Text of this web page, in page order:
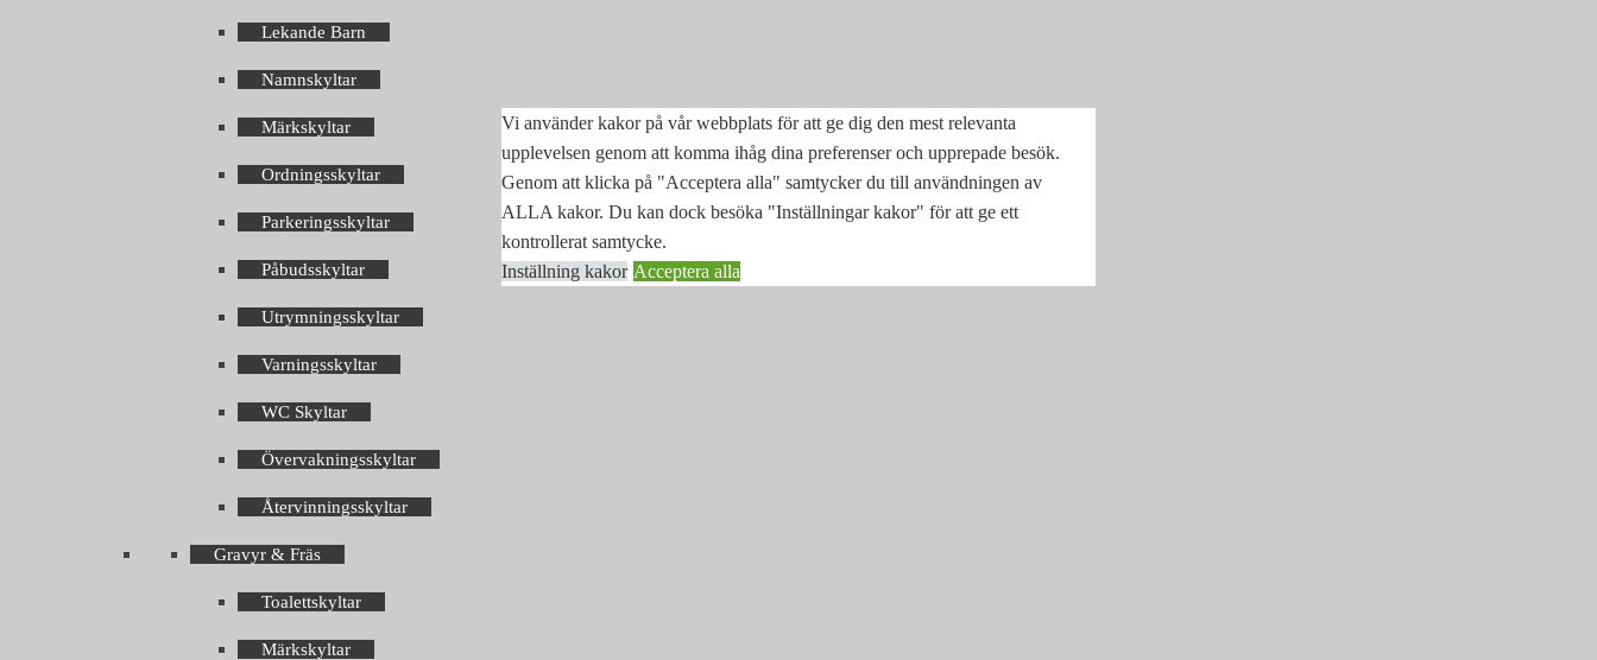
Lekande Barn
Namnskyltar
Märkskyltar
Ordningsskyltar
Parkeringsskyltar
Påbudsskyltar
Utrymningsskyltar
Varningsskyltar
WC Skyltar
Övervakningsskyltar
Återvinningsskyltar
Gravyr & Fräs
Toalettskyltar
Märkskyltar
Vi använder kakor på vår webbplats för att ge dig den mest relevanta
upplevelsen genom att komma ihåg dina preferenser och upprepade besök.
Genom att klicka på "Acceptera alla" samtycker du till användningen av
ALLA kakor. Du kan dock besöka "Inställningar kakor" för att ge ett
kontrollerat samtycke.
Inställning kakor Acceptera alla